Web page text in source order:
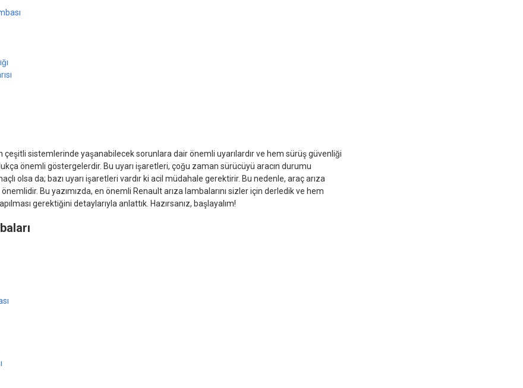
çeşitli sistemlerinde yaşanabilecek sorunlara dair önemli uyarılardır ve hem sürüş güvenliği
önemli göstergelerdir. Bu uyarı işaretleri, çoğu zaman sürücüyü aracın durumu
olsa da; bazı uyarı işaretleri vardır ki acil müdahale gerektirir. Bu nedenle, araç arıza
Bu yazımızda, en önemli Renault arıza lambalarını sizler için derledik ve hem
gerektiğini detaylarıyla anlattık. Hazırsanız, başlayalım!